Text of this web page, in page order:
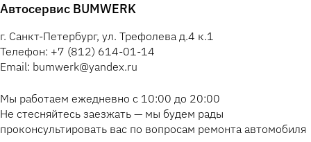
Автосервис BUMWERK
г. Санкт-Петербург, ул. Трефолева д.4 к.1
Телефон: +7 (812) 614-01-14
Email: bumwerk@yandex.ru
Мы работаем ежедневно с 10:00 до 20:00
Не стесняйтесь заезжать — мы будем рады
проконсультировать вас по вопросам ремонта автомобиля